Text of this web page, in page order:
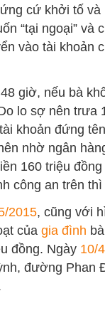
cứ khởi tố và
“tại ngoại” và
vào tài khoản
giờ, nếu bà
lo sợ nên trưa
khoản đứng
nhờ ngân
160 triệu
công an trên
2015, cũng với
của gia đình
đồng. Ngày 10/
đường Phan